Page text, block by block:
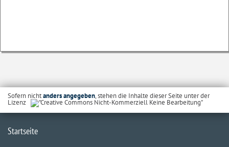
Sofern nichtanders angegeben, stehen die Inhalte dieser Seite unter der
Lizenz
Startseite